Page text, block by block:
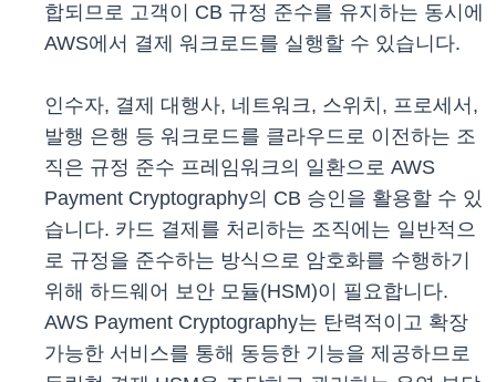
합되므로 고객이 CB 규정 준수를 유지하는 동시에
AWS에서 결제 워크로드를 실행할 수 있습니다.
인수자, 결제 대행사, 네트워크, 스위치, 프로세서,
발행 은행 등 워크로드를 클라우드로 이전하는 조
직은 규정 준수 프레임워크의 일환으로 AWS
Payment Cryptography의 CB 승인을 활용할 수 있
습니다. 카드 결제를 처리하는 조직에는 일반적으
로 규정을 준수하는 방식으로 암호화를 수행하기
위해 하드웨어 보안 모듈(HSM)이 필요합니다.
AWS Payment Cryptography는 탄력적이고 확장
가능한 서비스를 통해 동등한 기능을 제공하므로